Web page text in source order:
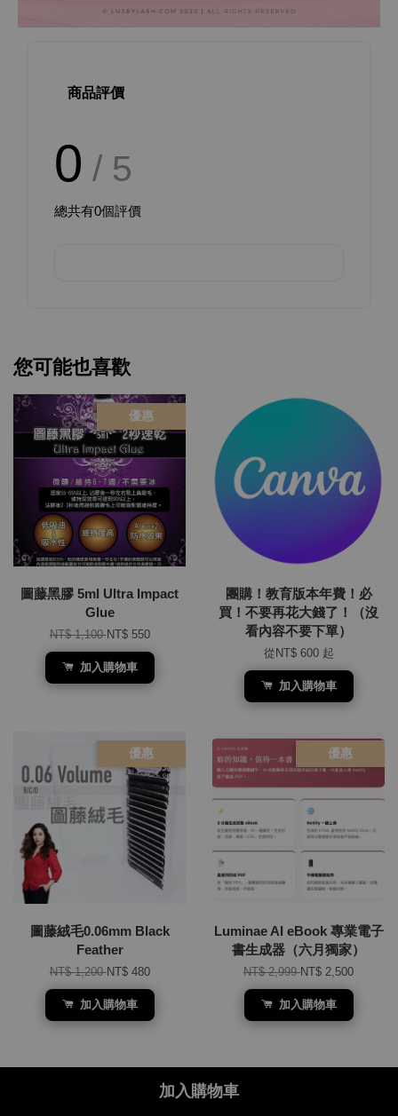
加入購物車
商品評價
0 / 5
總共有0個評價
您可能也喜歡
優惠
圖藤黑膠 5ml Ultra Impact
Glue
NT$ 1,100NT$ 550
加入購物車
團購！教育版本年費！必
買！不要再花大錢了！（沒
看內容不要下單）
從 NT$ 600 起
加入購物車
優惠
圖藤絨毛0.06mm Black
Feather
NT$ 1,200NT$ 480
加入購物車
優惠
Luminae AI eBook 專業電子
書生成器（六月獨家）
NT$ 2,999NT$ 2,500
加入購物車
Share on Facebook